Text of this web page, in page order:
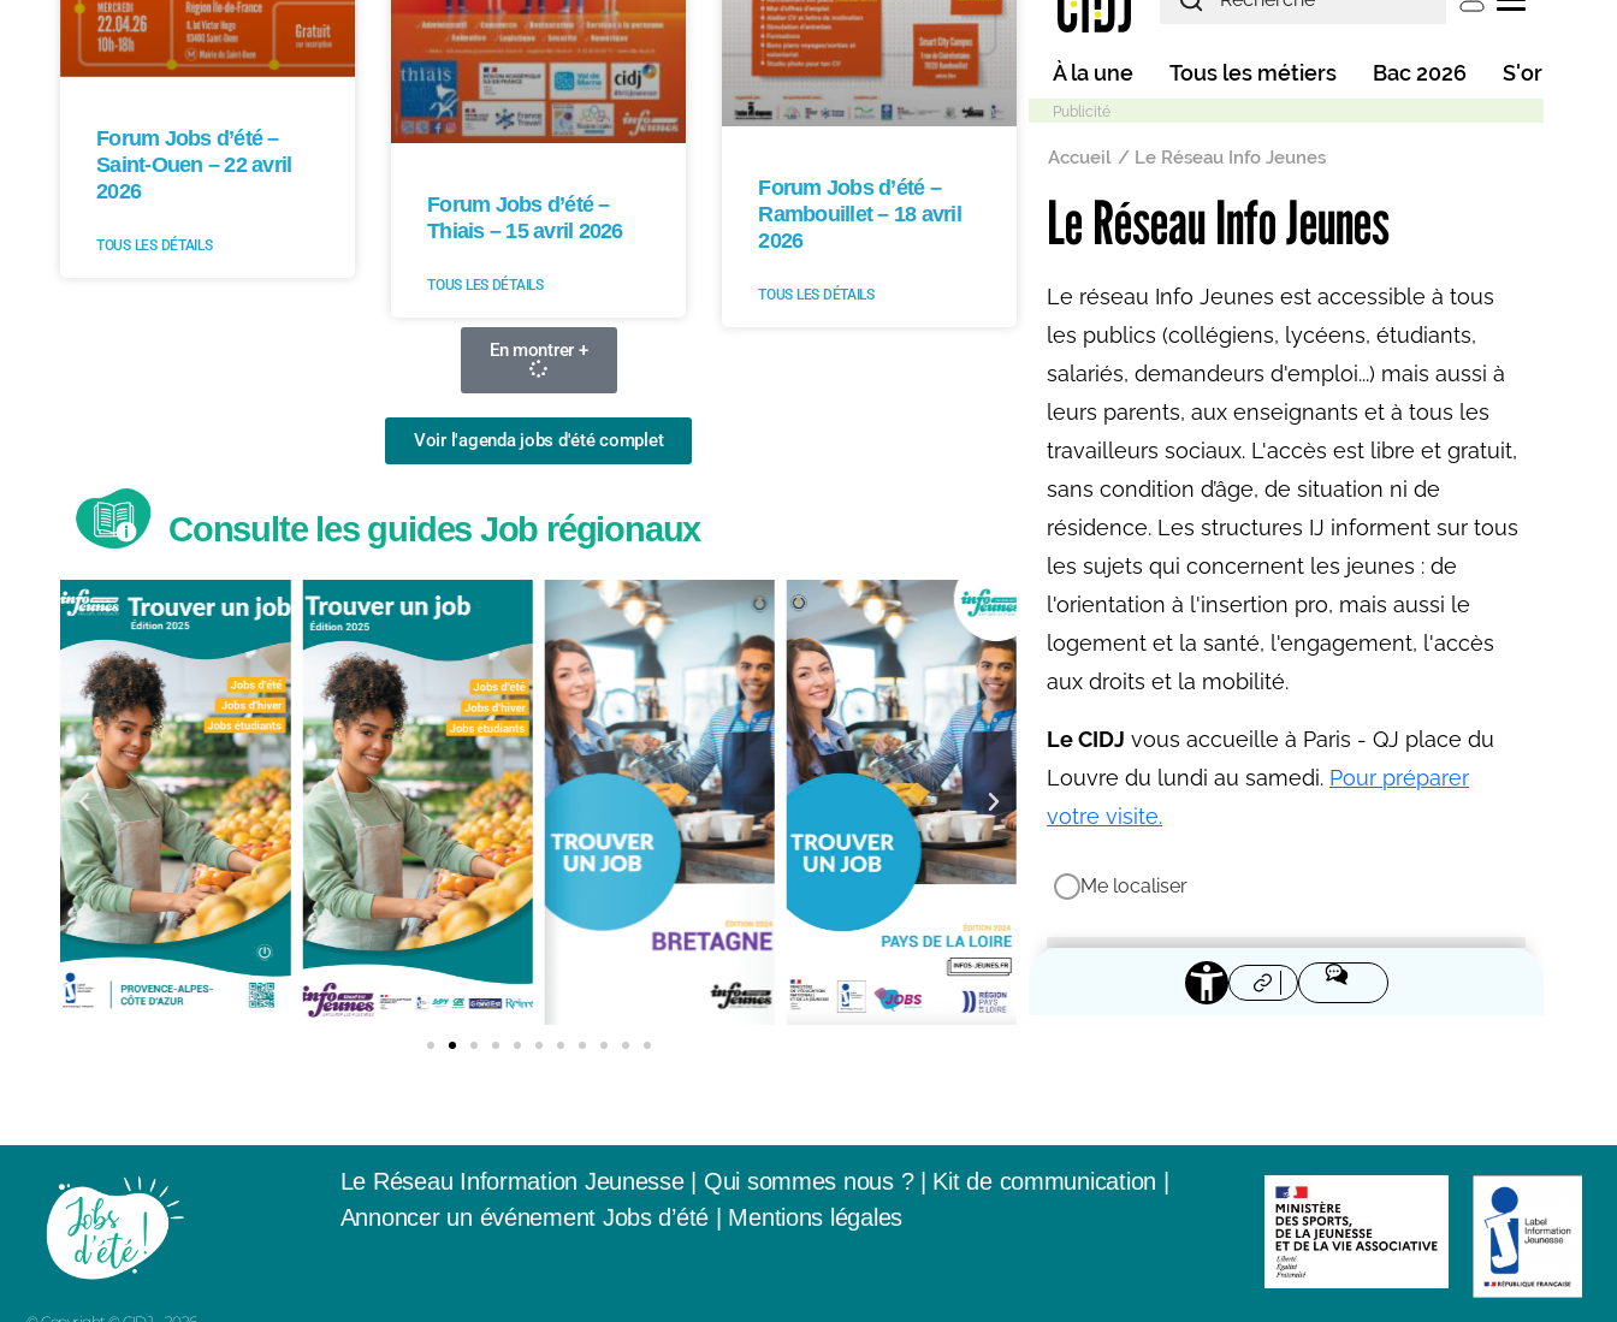
Forum Jobs d’été –
Saint-Ouen – 22 avril
2026
TOUS LES DÉTAILS
Forum Jobs d’été –
Thiais – 15 avril 2026
TOUS LES DÉTAILS
Forum Jobs d’été –
Rambouillet – 18 avril
2026
TOUS LES DÉTAILS
En montrer +
Voir l'agenda jobs d'été complet
Consulte les guides Job régionaux
Le Réseau Information Jeunesse| Qui sommes nous ? | Kit de communication
Annoncer un événement Jobs d’été
Mentions légales